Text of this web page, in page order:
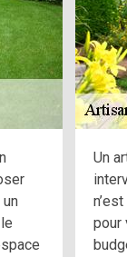
Un
pour